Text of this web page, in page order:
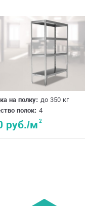
на полку: до 350 кг
полок: 4
руб./м 2